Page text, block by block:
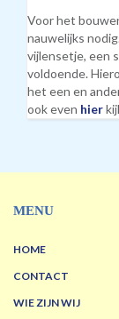
Voor het
nauwelijks
vijlensetje, een
voldoende.
het een en
ook even hier
MENU
HOME
CONTACT
WIE ZIJN WIJ